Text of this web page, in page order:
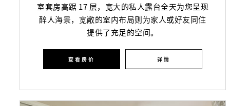
室套房高踞 17 层，宽大的私人露台全天为您呈现
醉人海景，宽敞的室内布局则为家人或好友同住
提供了充足的空间。
查看房价 详情